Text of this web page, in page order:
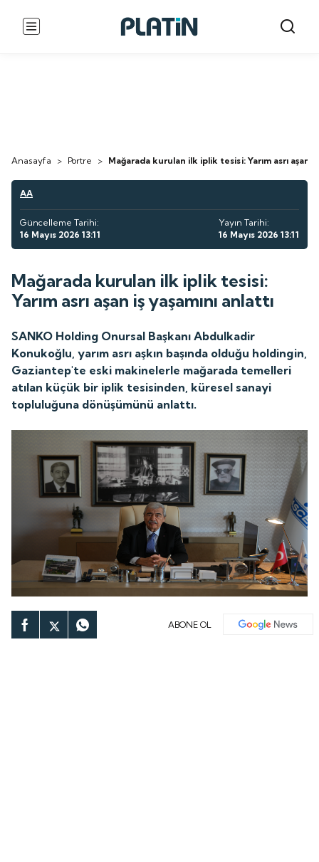
Anasayfa > Portre > Mağarada kurulan ilk iplik tesisi: Yarım asrı aşan iş
AA
Güncelleme Tarihi:
16 Mayıs 2026 13:11
Yayın Tarihi:
16 Mayıs 2026 13:11
Mağarada kurulan ilk iplik tesisi:
Yarım asrı aşan iş yaşamını anlattı
SANKO Holding Onursal Başkanı Abdulkadir
Konukoğlu, yarım asrı aşkın başında olduğu holdingin,
Gaziantep'te eski makinelerle mağarada temelleri
atılan küçük bir iplik tesisinden, küresel sanayi
topluluğuna dönüşümünü anlattı.
ABONE OL